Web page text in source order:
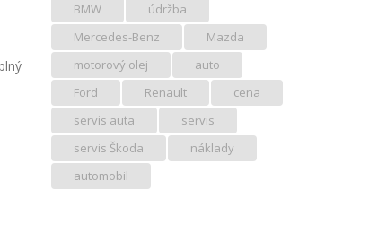
BMW
údržba
Mercedes-Benz
Mazda
motorový olej
auto
Ford
Renault
cena
servis auta
servis
servis Škoda
náklady
automobil